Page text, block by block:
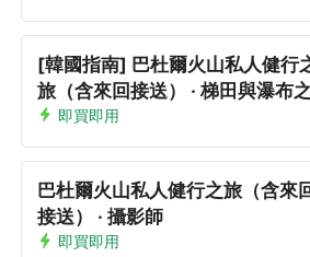
[韓國指南] 巴杜爾火山私人健行
旅（含來回接送） · 梯田與瀑布之
旅 即買即用
巴杜爾火山私人健行之旅（含來
接送） · 攝影師
即買即用